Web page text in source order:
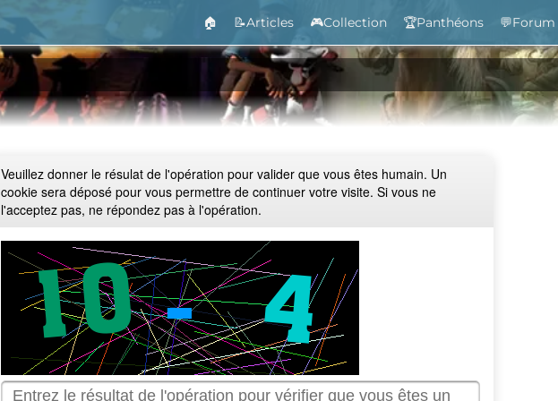
🏠 📝Articles 🎮Collection 🏆Panthéons 💬Forum
Veuillez donner le résulat de l'opération pour valider que vous êtes humain. Un
cookie sera déposé pour vous permettre de continuer votre visite. Si vous ne
l'acceptez pas, ne répondez pas à l'opération.